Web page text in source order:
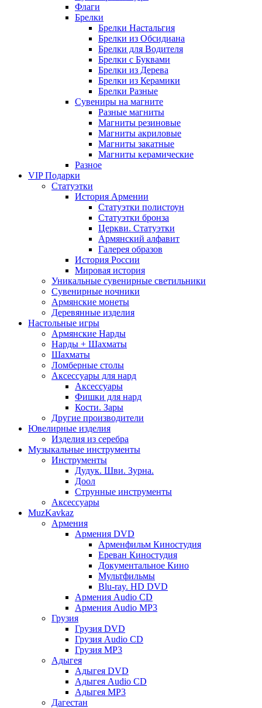
Флаги
Брелки
Брелки Настальгия
Брелки из Обсидиана
Брелки для Водителя
Брелки с Буквами
Брелки из Дерева
Брелки из Керамики
Брелки Разные
Сувениры на магните
Разные магниты
Магниты резиновые
Магниты акриловые
Магниты закатные
Магниты керамические
Разное
VIP Подарки
Статуэтки
История Армении
Статуэтки полистоун
Статуэтки бронза
Церкви. Статуэтки
Армянский алфавит
Галерея образов
История России
Мировая история
Уникальные сувенирные светильники
Сувенирные ночники
Армянские монеты
Деревянные изделия
Настольные игры
Армянские Нарды
Нарды + Шахматы
Шахматы
Ломберные столы
Аксессуары для нард
Аксессуары
Фишки для нард
Кости. Зары
Другие производители
Ювелирные изделия
Изделия из серебра
Музыкальные инструменты
Инструменты
Дудук. Шви. Зурна.
Доол
Струнные инструменты
Аксессуары
MuzKavkaz
Армения
Армения DVD
Арменфильм Киностудия
Ереван Киностудия
Документальное Кино
Мультфильмы
Blu-ray. HD DVD
Армения Audio CD
Армения Audio MP3
Грузия
Грузия DVD
Грузия Audio CD
Грузия MP3
Адыгея
Адыгея DVD
Адыгея Audio CD
Адыгея MP3
Дагестан